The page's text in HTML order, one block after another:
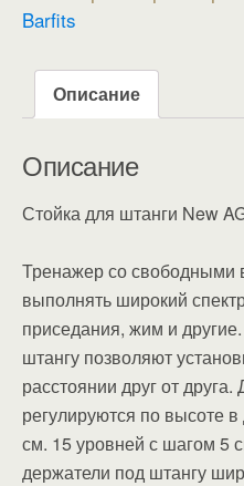
Barfits
Описание
Описание
Стойка для штанги New
Тренажер со свободными
выполнять широкий
приседания, жим и
штангу позволяют
расстоянии друг от
регулируются по высоте
см. 15 уровней с шагом 5
держатели под штангу